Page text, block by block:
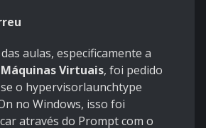
aulas, especificamente a
Virtuais, foi pedido
o hypervisorlaunchtype
no Windows, isso foi
através do Prompt com o